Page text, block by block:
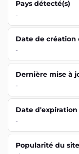
Pays détecté(s)
-
Date de
-
Dernière mise à
-
Date
-
Popularité du site